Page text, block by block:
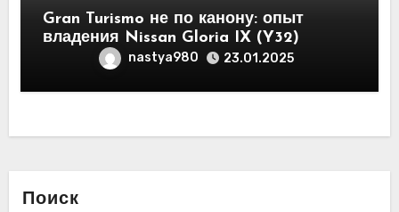
Gran Turismo не по канону: опыт
владения Nissan Gloria IX (Y32)
nastya980 23.01.2025
Поиск